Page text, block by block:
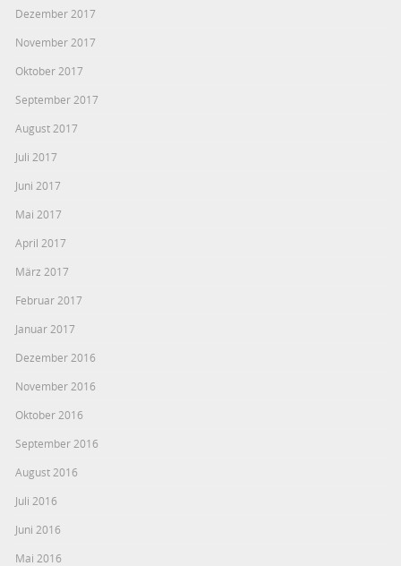
Dezember 2017
November 2017
Oktober 2017
September 2017
August 2017
Juli 2017
Juni 2017
Mai 2017
April 2017
März 2017
Februar 2017
Januar 2017
Dezember 2016
November 2016
Oktober 2016
September 2016
August 2016
Juli 2016
Juni 2016
Mai 2016